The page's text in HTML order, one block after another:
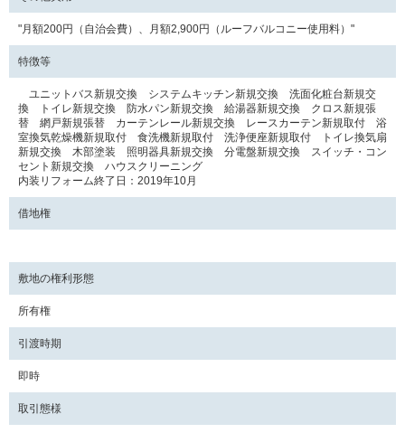
"月額200円（自治会費）、月額2,900円（ルーフバルコニー使用料）"
特徴等
ユニットバス新規交換 システムキッチン新規交換 洗面化粧台新規交
換 トイレ新規交換 防水パン新規交換 給湯器新規交換 クロス新規張
替 網戸新規張替 カーテンレール新規交換 レースカーテン新規取付 浴
室換気乾燥機新規取付 食洗機新規取付 洗浄便座新規取付 トイレ換気扇
新規交換 木部塗装 照明器具新規交換 分電盤新規交換 スイッチ・コン
セント新規交換 ハウスクリーニング
内装リフォーム終了日：2019年10月
借地権
敷地の権利形態
所有権
引渡時期
即時
取引態様